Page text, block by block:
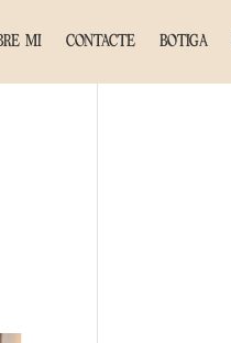
MI CONTACTE BOTIGA